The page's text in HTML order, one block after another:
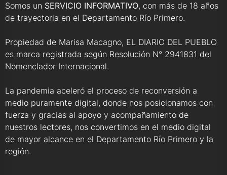
Somos un SERVICIO INFORMATIVO, con más de 18 años
de trayectoria en el Departamento Río Primero.
Propiedad de Marisa Macagno, EL DIARIO DEL PUEBLO
es marca registrada según Resolución N° 2941831 del
Nomenclador Internacional.
La pandemia aceleró el proceso de reconversión a
medio puramente digital, donde nos posicionamos con
fuerza y gracias al apoyo y acompañamiento de
nuestros lectores, nos convertimos en el medio digital
de mayor alcance en el Departamento Río Primero y la
región.